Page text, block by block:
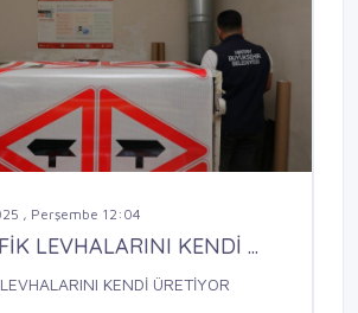
, Perşembe 12:04
LEVHALARINI KENDİ ...
KENDİ ÜRETİYOR